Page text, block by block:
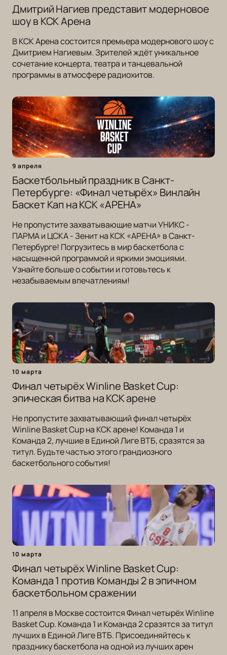
Дмитрий Нагиев представит модерновое
шоу в КСК Арена
В КСК Арена состоится премьера модернового шоу с
Дмитрием Нагиевым. Зрителей ждёт уникальное
сочетание концерта, театра и танцевальной
программы в атмосфере радиохитов.
9 апреля
Баскетбольный праздник в Санкт-
Петербурге: «Финал четырёх» Винлайн
Баскет Кап на КСК «АРЕНА»
Не пропустите захватывающие матчи УНИКС -
ПАРМА и ЦСКА - Зенит на КСК «АРЕНА» в Санкт-
Петербурге! Погрузитесь в мир баскетбола с
насыщенной программой и яркими эмоциями.
Узнайте больше о событии и готовьтесь к
незабываемым впечатлениям!
10 марта
Финал четырёх Winline Basket Cup:
эпическая битва на КСК арене
Не пропустите захватывающий финал четырёх
Winline Basket Cup на КСК арене! Команда 1 и
Команда 2, лучшие в Единой Лиге ВТБ, сразятся за
титул. Будьте частью этого грандиозного
баскетбольного события!
10 марта
Финал четырёх Winline Basket Cup:
Команда 1 против Команды 2 в эпичном
баскетбольном сражении
11 апреля в Москве состоится Финал четырёх Winline
Basket Cup. Команда 1 и Команда 2 сразятся за титул
лучших в Единой Лиге ВТБ. Присоединяйтесь к
празднику баскетбола на одной из лучших арен